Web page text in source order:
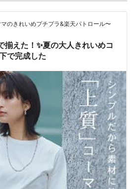
のきれいめプチプラ&楽天パトロール〜
えた！✨夏の大人きれいめコ
で完成した